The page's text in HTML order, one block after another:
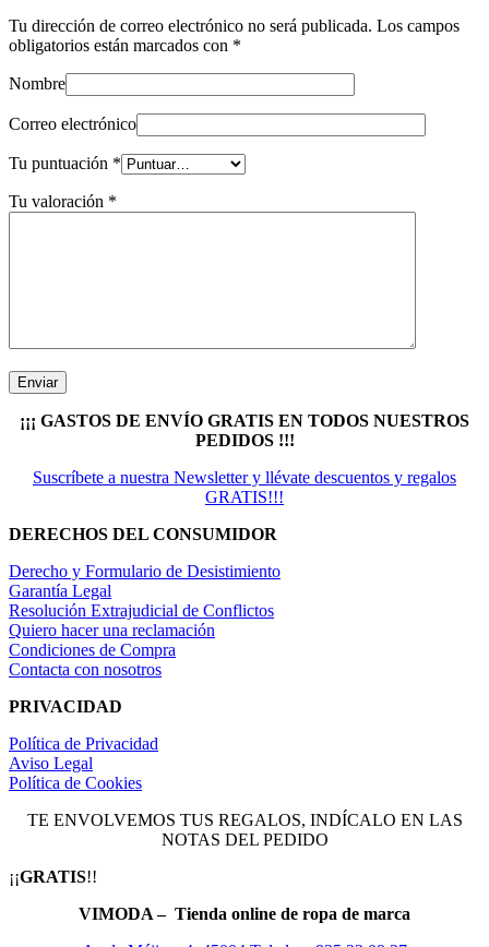
Tu dirección de correo electrónico no será publicada. Los campos
obligatorios están marcados con *
Nombre
Correo electrónico
Tu puntuación *
Tu valoración *
¡¡¡ GASTOS DE ENVÍO GRATIS EN TODOS NUESTROS
PEDIDOS !!!
Suscríbete a nuestra Newsletter y llévate descuentos y regalos
GRATIS!!!
DERECHOS DEL CONSUMIDOR
Derecho y Formulario de Desistimiento
Garantía Legal
Resolución Extrajudicial de Conflictos
Quiero hacer una reclamación
Condiciones de Compra
Contacta con nosotros
PRIVACIDAD
Política de Privacidad
Aviso Legal
Política de Cookies
TE ENVOLVEMOS TUS REGALOS, INDÍCALO EN LAS
NOTAS DEL PEDIDO
¡¡GRATIS!!
VIMODA – Tienda online de ropa de marca